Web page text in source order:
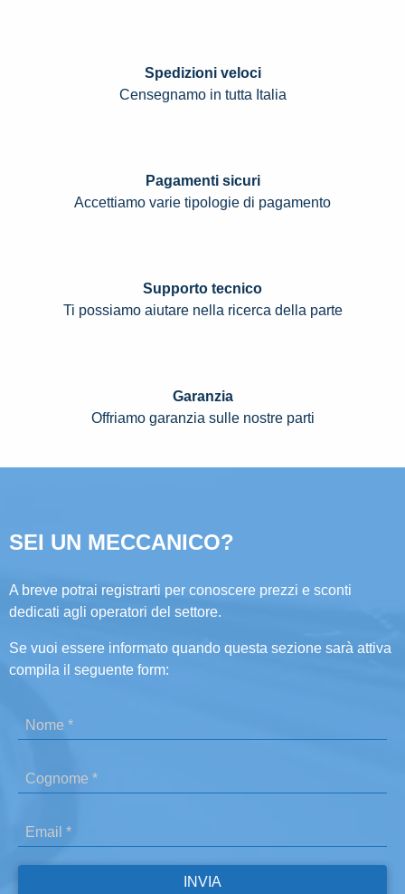
Spedizioni veloci
Censegnamo in tutta Italia
Pagamenti sicuri
Accettiamo varie tipologie di pagamento
Supporto tecnico
Ti possiamo aiutare nella ricerca della parte
Garanzia
Offriamo garanzia sulle nostre parti
SEI UN MECCANICO?
A breve potrai registrarti per conoscere prezzi e sconti
dedicati agli operatori del settore.
Se vuoi essere informato quando questa sezione sarà attiva
compila il seguente form: